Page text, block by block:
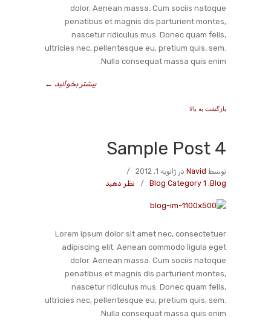
dolor. Aenean massa. Cum sociis natoque
penatibus et magnis dis parturient montes,
nascetur ridiculus mus. Donec quam felis,
ultricies nec, pellentesque eu, pretium quis, sem.
Nulla consequat massa quis enim.
بیشتر بخوانید ←
بازگشت به بالا
Sample Post 4
توسط Navid در ژانویه 1, 2012
/
Blog
,
Blog Category 1
/ نظر دهید
Lorem ipsum dolor sit amet nec, consectetuer
adipiscing elit. Aenean commodo ligula eget
dolor. Aenean massa. Cum sociis natoque
penatibus et magnis dis parturient montes,
nascetur ridiculus mus. Donec quam felis,
ultricies nec, pellentesque eu, pretium quis, sem.
Nulla consequat massa quis enim.